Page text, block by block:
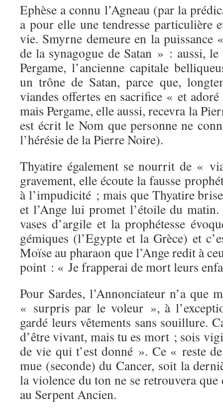
Ephèse a connu l’Agneau (par la
a pour elle une tendresse particulière
vie. Smyrne demeure en la puissance
de la synagogue de Satan » : aussi,
Pergame, l’ancienne capitale
un trône de Satan, parce que,
viandes offertes en sacrifice « et
mais Pergame, elle aussi, recevra la
est écrit le Nom que personne ne
l’hérésie de la Pierre Noire).
Thyatire également se nourrit de «
gravement, elle écoute la fausse
à l’impudicité ; mais que Thyatire
et l’Ange lui promet l’étoile du
vases d’argile et la prophétesse
gémiques (l’Egypte et la Grèce) et
Moïse au pharaon que l’Ange redit à
point : « Je frapperai de mort leurs
Pour Sardes, l’Annonciateur n’a que
« surpris par le voleur », à
gardé leurs vêtements sans souillure.
d’être vivant, mais tu es mort ; sois
de vie qui t’est donné ». Ce « reste
mue (seconde) du Cancer, soit la
la violence du ton ne se retrouvera que
au Serpent Ancien.